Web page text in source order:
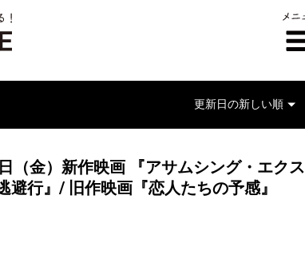
金）新作映画 『アサムシング・エクス
避行』/ 旧作映画『恋人たちの予感』